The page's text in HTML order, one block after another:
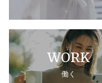
WORK
働く